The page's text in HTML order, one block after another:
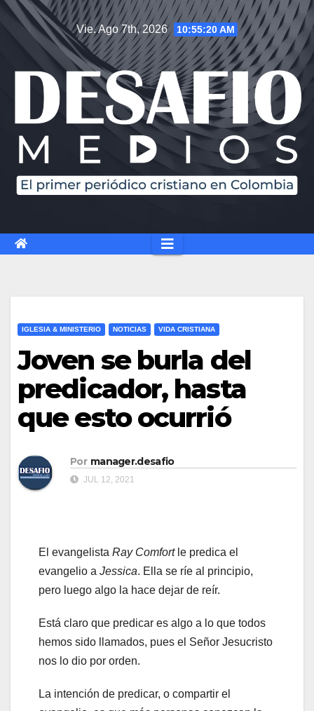
Saltar
contenido
Vie. Ago 7th, 2026 10:55:21 AM
IGLESIA & MINISTERIO NOTICIAS VIDA CRISTIANA
Joven se burla del
predicador, hasta
que esto ocurrió
Por manager.desafio
JUL 12, 2021
El evangelista Ray Comfortle predica el
evangelio a Jessica. Ella se ríe al principio,
pero luego algo la hace dejar de reír.
Está claro que predicar es algo a lo que todos
hemos sido llamados, pues el Señor Jesucristo
nos lo dio por orden.
La intención de predicar, o compartir el